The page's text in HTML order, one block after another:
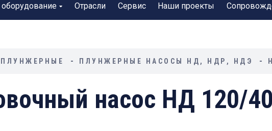
Отрасли Сервис Наши проекты
ПЛУНЖЕРНЫЕ НАСОСЫ НД, НДР, НДЭ
насос НД 120/